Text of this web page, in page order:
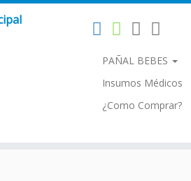
PAÑAL BEBES
Insumos Médicos
¿Como Comprar?